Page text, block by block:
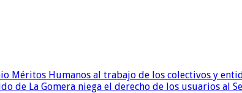
Méritos Humanos al trabajo de los colectivos y
de La Gomera niega el derecho de los usuarios al